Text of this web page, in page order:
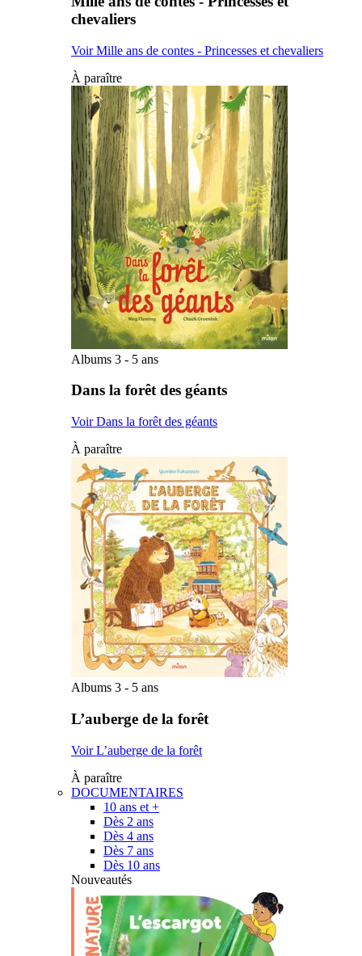
chevaliers
Voir Mille ans de contes - Princesses et chevaliers
À paraître
Albums 3 - 5 ans
Dans la forêt des géants
Voir Dans la forêt des géants
À paraître
Albums 3 - 5 ans
L’auberge de la forêt
Voir L’auberge de la forêt
À paraître
DOCUMENTAIRES
10 ans et +
Dès 2 ans
Dès 4 ans
Dès 7 ans
Dès 10 ans
Nouveautés